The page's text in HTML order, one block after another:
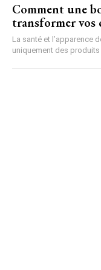
Comment une
transformer vos
La santé et l’apparence
uniquement des produits